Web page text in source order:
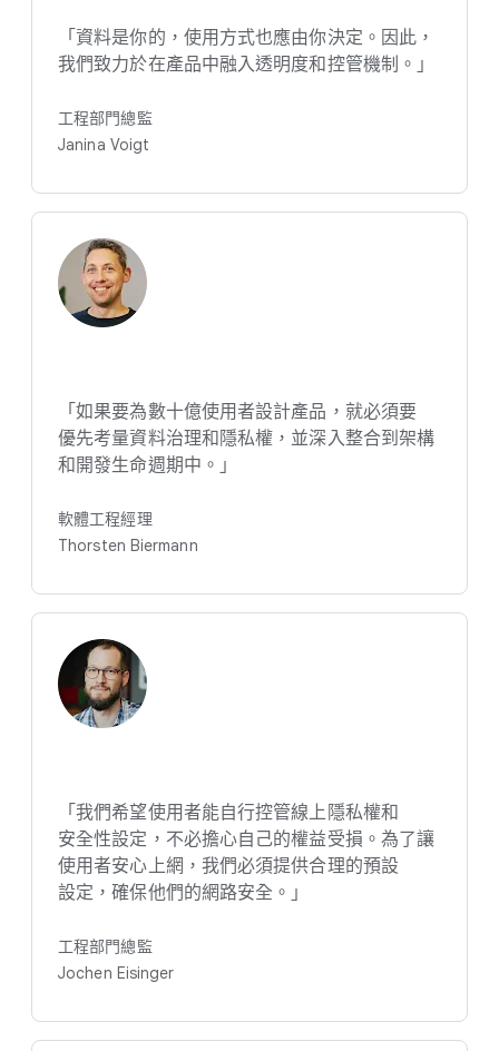
「資料​是​你​的，​使用​方式​也​應​由​你​決定。​因此，​
我們​致力於​在​產品​中​融入​透明度​和​控管​機制。​」
工程​部門​總監
Janina Voigt
「如果​要​為​數​十億​使用​者​設計​產品，​就​必須​要​
優先​考量​資料​治理​和​隱​私權，​並​深入​整合​到​架構​
和​開發生​命​週期​中。​」
軟體​工程​經理
Thorsten Biermann
「我們​希望​使用​者​能​自行​控管線​上​隱​私權​和​
安全性​設定，​不必​擔心​自己​的​權益​受損。​為了​讓​
使用​者​安心​上網，​我們​必須​提供​合理​的​預設​
設定，​確保​他們​的​網路​安全。​」
工程​部門​總監
Jochen Eisinger